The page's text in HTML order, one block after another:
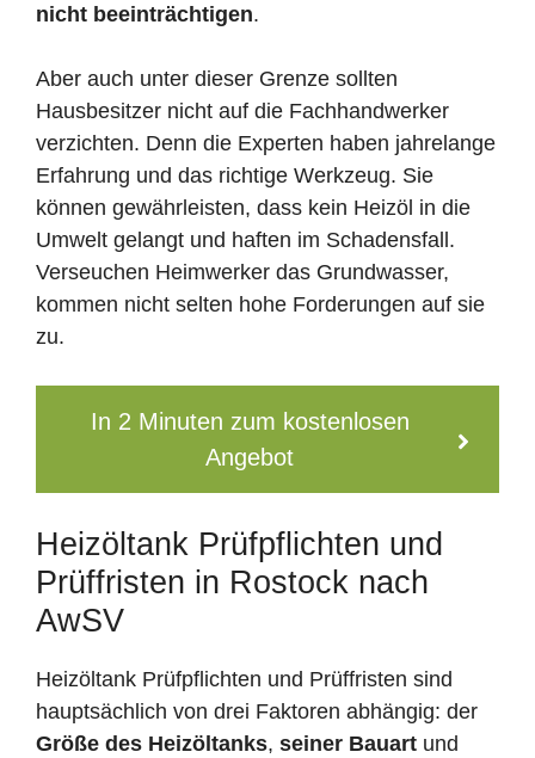
nicht beeinträchtigen.
Aber auch unter dieser Grenze sollten
Hausbesitzer nicht auf die Fachhandwerker
verzichten. Denn die Experten haben jahrelange
Erfahrung und das richtige Werkzeug. Sie
können gewährleisten, dass kein Heizöl in die
Umwelt gelangt und haften im Schadensfall.
Verseuchen Heimwerker das Grundwasser,
kommen nicht selten hohe Forderungen auf sie
zu.
In 2 Minuten zum kostenlosen
Angebot
Heizöltank Prüfpflichten und
Prüffristen in Rostock nach
AwSV
Heizöltank Prüfpflichten und Prüffristen sind
hauptsächlich von drei Faktoren abhängig: der
Größe des Heizöltanks, seiner Bauart und